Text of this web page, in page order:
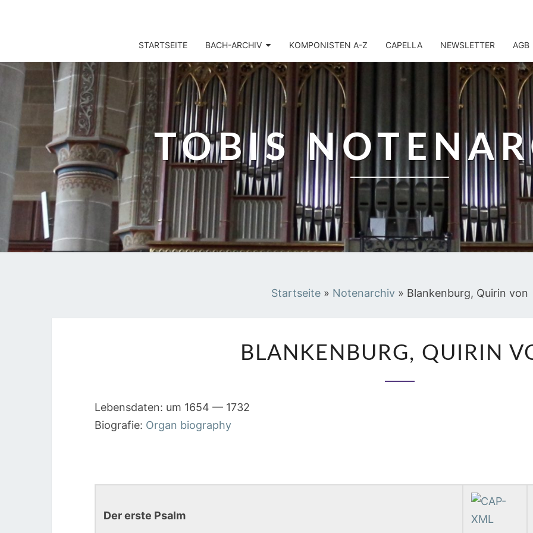
STARTSEITE BACH-ARCHIV KOMPONISTEN A-Z CAPELLA NEWSLETTER AGB
TOBIS
Startseite » Notenarchiv » Blankenburg, Quirin von
QUIRIN
BLANKENBURG, QUIRIN
Lebensdaten: um 1654 — 1732
Biografie: Organ biography
Der erste Psalm